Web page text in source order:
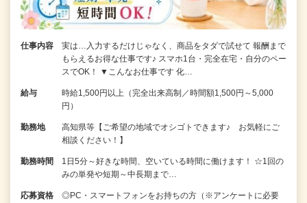
仕事内容
実は…入力するだけじゃなく、商品をタダで試せて 報酬まで
もらえるお得な仕事です♪ スマホ1台・完全在宅・自分のペー
スでOK！ ▼こんなお仕事です 化…
給与
時給1,500円以上（完全出来高制／時間額1,500円～5,000
円）
勤務地
高知県等【ご希望の地域でオシゴトできます♪ お気軽にご
相談ください！】
勤務時間
1日5分～好きな時間、空いている時間に働けます！ ☆1回の
みの単発や短期～中長期まで…
応募資格
◎PC・スマートフォンをお持ちの方（※アンケートに必要